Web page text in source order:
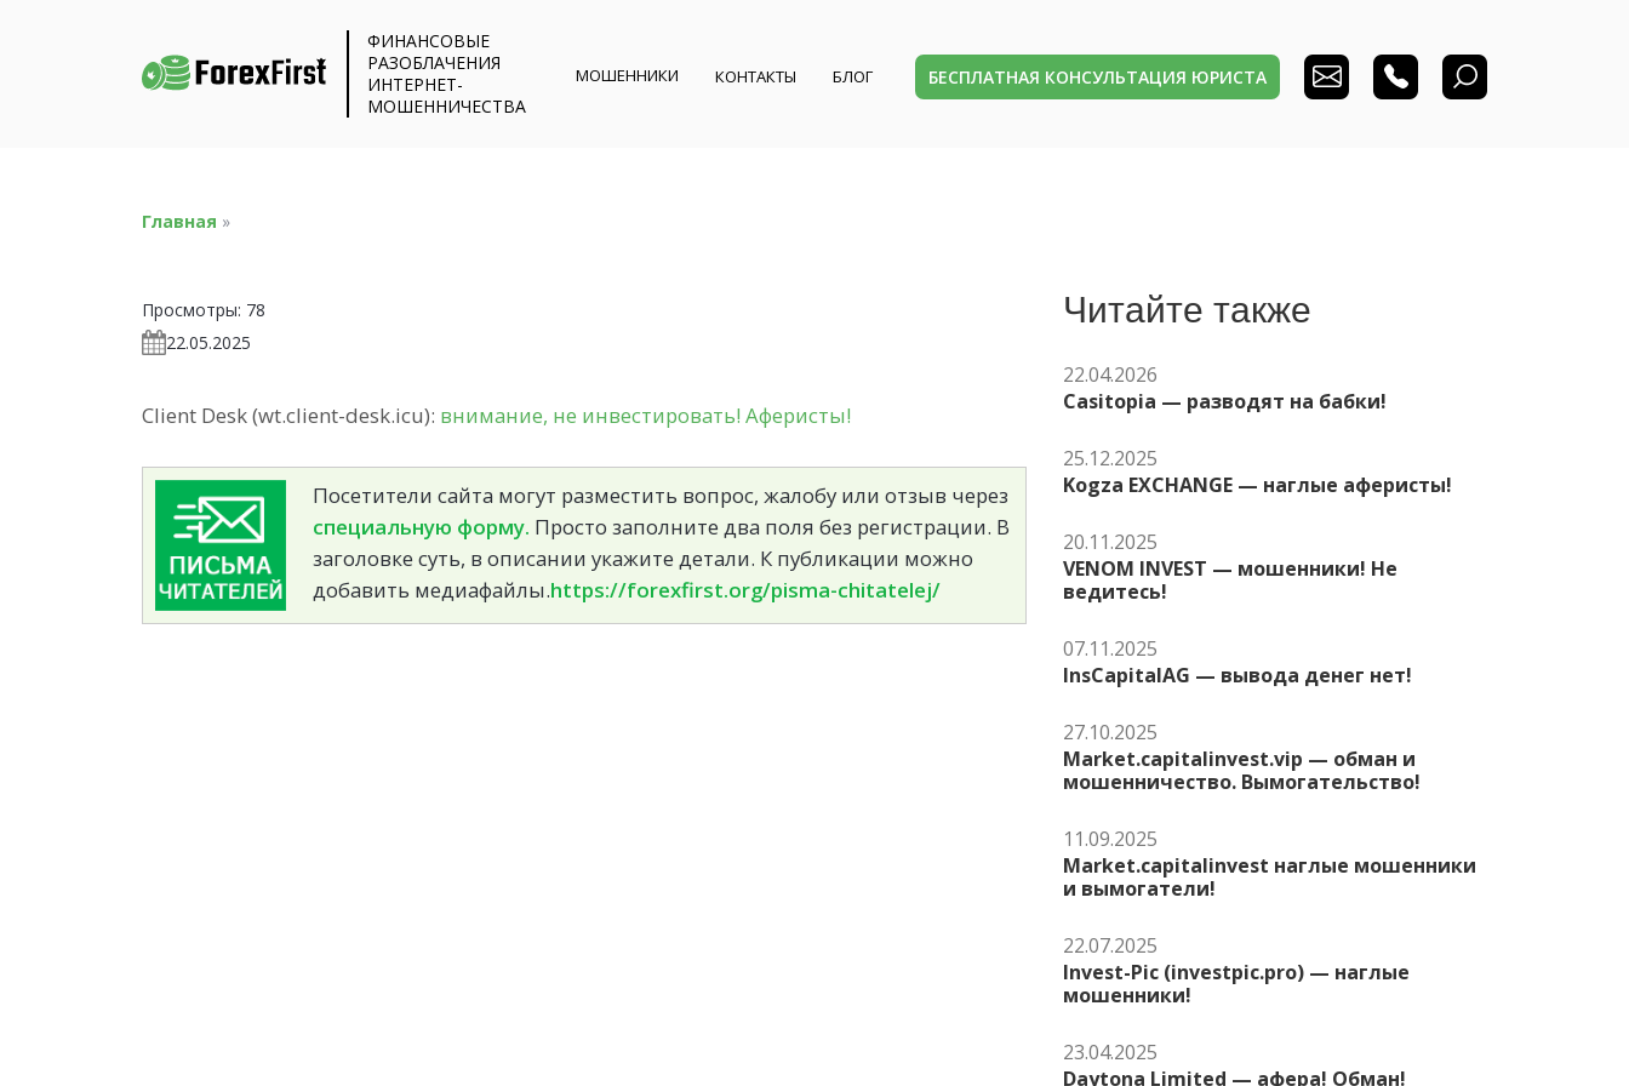
ФИНАНСОВЫЕ
РАЗОБЛАЧЕНИЯ
ИНТЕРНЕТ-
МОШЕННИЧЕСТВА
МОШЕННИКИ КОНТАКТЫ БЛОГ БЕСПЛАТНАЯ КОНСУЛЬТАЦИЯ ЮРИСТА
Главная »
Просмотры: 78
22.05.2025
Client Desk (wt.client-desk.icu): внимание, не инвестировать! Аферисты!
Посетители сайта могут разместить вопрос, жалобу или отзыв через
специальную форму. Просто заполните два поля без регистрации. В
заголовке суть, в описании укажите детали. К публикации можно
добавить медиафайлы.https://forexfirst.org/pisma-chitatelej/
Читайте также
22.04.2026
Casitopia — разводят на бабки!
25.12.2025
Kogza EXCHANGE — наглые аферисты!
20.11.2025
VENOM INVEST — мошенники! Не
ведитесь!
07.11.2025
InsCapitalAG — вывода денег нет!
27.10.2025
Market.capitalinvest.vip — обман и
мошенничество. Вымогательство!
11.09.2025
Market.capitalinvest наглые мошенники
и вымогатели!
22.07.2025
Invest-Pic (investpic.pro) — наглые
мошенники!
23.04.2025
Daytona Limited — афера! Обман!